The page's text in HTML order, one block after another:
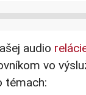
audio
vo
témach: